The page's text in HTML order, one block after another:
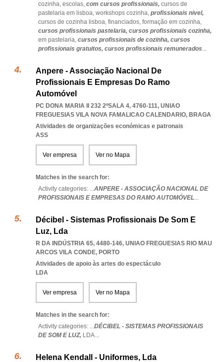
cozinha, escolas, com cursos profissionais, cursos de
pastelaria em lisboa, workshops cozinha, profissionais nivel,
cursos de cozinha lisboa, financiados, formação em cozinha,
cursos profissionais pastelaria, cursos profissionais cozinha,
em pastelaria, cursos profissionais de cozinha, cursos
profissionais gratuitos, cursos profissionais remunerados...
Anpere - Associação Nacional De
Profissionais E Empresas Do Ramo
Automóvel
PC DONA MARIA II 232 2ºSALA 4, 4760-111, UNIAO
FREGUESIAS VILA NOVA FAMALICAO CALENDARIO, BRAGA
Atividades de organizações económicas e patronais
ASS
Ver empresa Ver no Mapa
Matches in the search for:
Activity categories: ...ANPERE - ASSOCIAÇÃO NACIONAL DE
PROFISSIONAIS E EMPRESAS DO RAMO AUTOMÓVEL...
Décibel - Sistemas Profissionais De Som E
Luz, Lda
R DA INDÚSTRIA 65, 4480-146, UNIAO FREGUESIAS RIO MAU
ARCOS VILA CONDE, PORTO
Atividades de apoio às artes do espectáculo
LDA
Ver empresa Ver no Mapa
Matches in the search for:
Activity categories: ...DÉCIBEL - SISTEMAS PROFISSIONAIS
DE SOM E LUZ, LDA...
Helena Kendall - Uniformes, Lda